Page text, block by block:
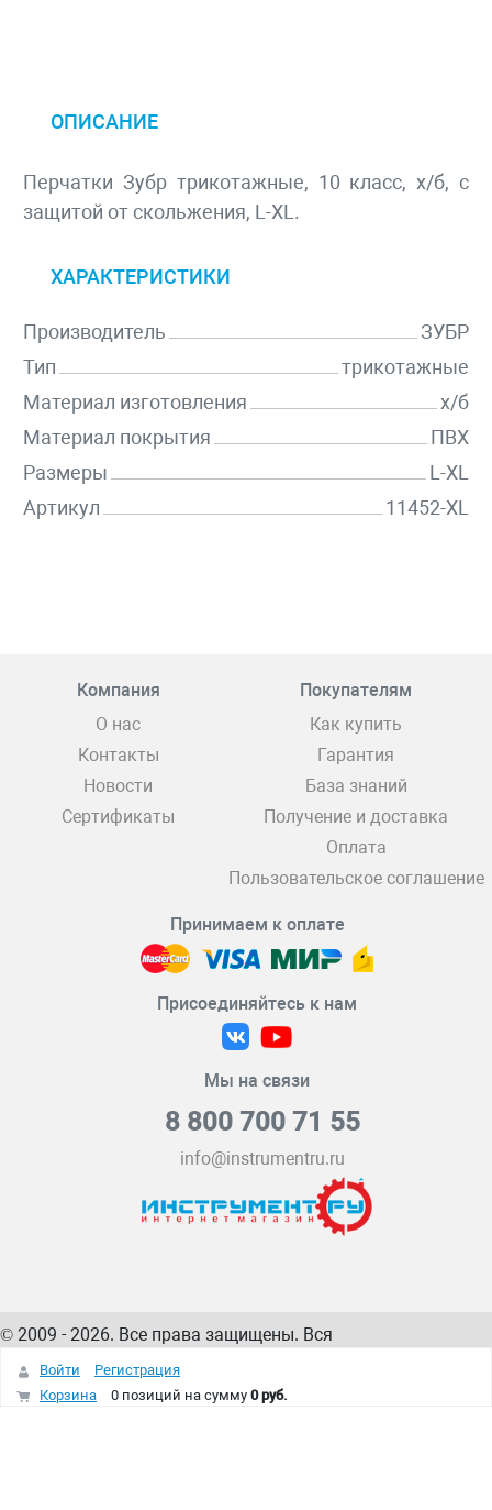
ОПИСАНИЕ
Перчатки Зубр трикотажные, 10 класс, х/б, с
защитой от скольжения, L-XL.
ХАРАКТЕРИСТИКИ
Производитель
ЗУБР
Тип
трикотажные
Материал изготовления
х/б
Материал покрытия
ПВХ
Размеры
L-XL
Артикул
11452-XL
Компания
О нас
Контакты
Новости
Сертификаты
Покупателям
Как купить
Гарантия
База знаний
Получение и доставка
Оплата
Пользовательское соглашение
Принимаем к оплате
Присоединяйтесь к нам
Мы на связи
8 800 700 71 55
info@instrumentru.ru
© 2009 - 2026. Все права защищены. Вся
информация на сайте – собственность
интернет-магазина
Войти
Регистрация
Корзина
0 позиций на сумму 0 руб.